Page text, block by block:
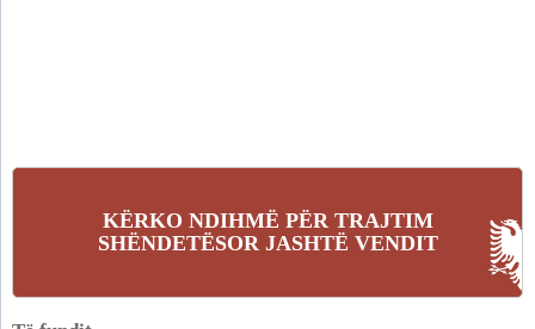
KËRKO NDIHMË PËR TRAJTIM
SHËNDETËSOR JASHTË VENDIT